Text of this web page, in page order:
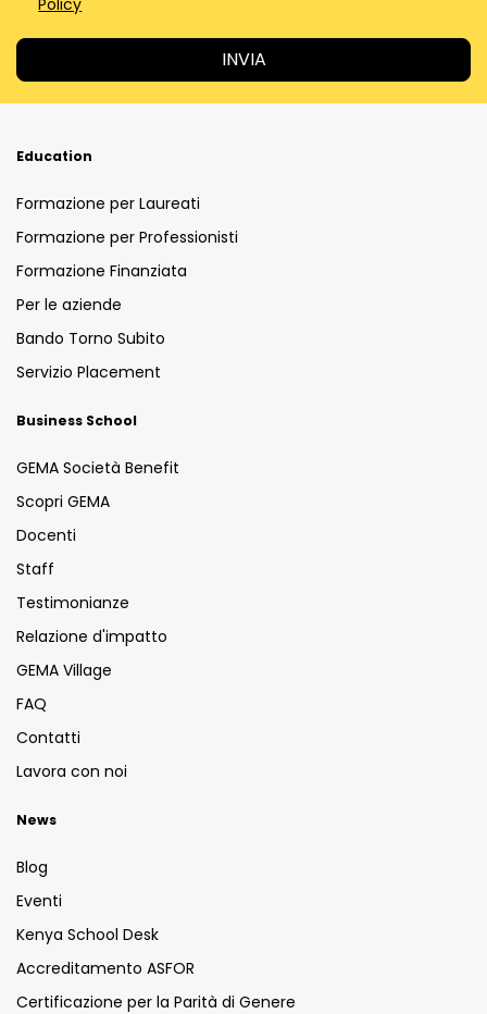
Policy
Education
Formazione per Laureati
Formazione per Professionisti
Formazione Finanziata
Per le aziende
Bando Torno Subito
Servizio Placement
Business School
GEMA Società Benefit
Scopri GEMA
Docenti
Staff
Testimonianze
Relazione d'impatto
GEMA Village
FAQ
Contatti
Lavora con noi
News
Blog
Eventi
Kenya School Desk
Accreditamento ASFOR
Certificazione per la Parità di Genere